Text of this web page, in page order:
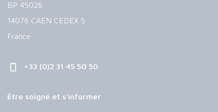
BP 45026
14076 CAEN CEDEX 5
France
+33 (0)2 31 45 50 50
Être soigné et s’informer